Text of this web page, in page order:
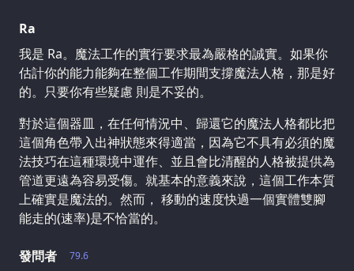
Ra
我是 Ra。魔法工作的實行要求最為嚴格的誠實。如果你
估計你的能力能夠在整個工作期間支撐魔法人格，那是好
的。只要你有些疑慮 則是不妥的。
對於這個器皿，在任何情況中、歸還它的魔法人格都比把
這個角色帶入出神狀態來得適當，因為它不具有必須的魔
法技巧在這種環境中運作、並且會比清醒的人格被提供為
管道更遠為容易受傷。就基本的意義來說，這個工作本質
上確實是魔法的。然而， 移動的速度快過一個實體雙腳
能走的(速率)是不恰當的。
79.6
發問者